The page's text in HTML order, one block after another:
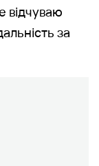
відчуваю
за